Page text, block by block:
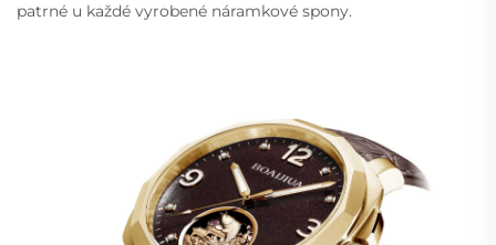
patrné u každé vyrobené náramkové spony.